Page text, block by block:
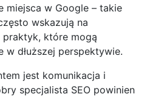
miejsca w Google – takie
wskazują na
które mogą
w dłuższej perspektywie.
jest komunikacja i
specjalista SEO powinien